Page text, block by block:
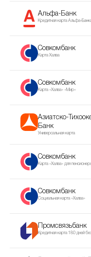
Альфа-Банк
Кредитная карта Альфа-
Совкомбанк
Карта Халва
Совкомбанк
Карта «Халва» «Мир»
Азиатско-
Банк
Универсальная карта
Совкомбанк
Карта «Халва» для
Совкомбанк
Социальная карта «Халва»
Промсвязьбанк
Кредитная карта 180 дней